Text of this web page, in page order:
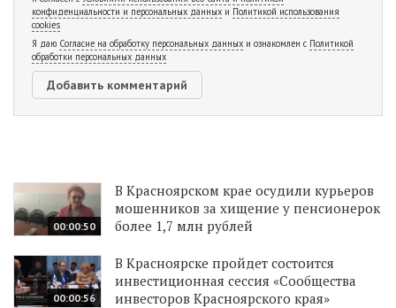
конфиденциальности и персональных данных и Политикой использования
cookies
Я даю Согласие на обработку персональных данных и ознакомлен с Политикой
обработки персональных данных
00:00:50
В Красноярском крае осудили курьеров
мошенников за хищение у пенсионерок
более 1,7 млн рублей
00:00:56
В Красноярске пройдет состоится
инвестиционная сессия «Сообщества
инвесторов Красноярского края»